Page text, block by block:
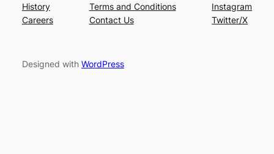
History
Careers
Terms and Conditions
Contact Us
Instagram
Twitter/X
Designed with WordPress